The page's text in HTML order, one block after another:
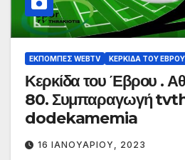
ΕΚΠΟΜΠΈΣ WEBTV ΚΕΡΚΊΔΑ ΤΟΥ ΈΒΡΟΥ
Κερκίδα του Έβρου .
80. Συμπαραγωγή
dodekamemia
16 ΙΑΝΟΥΑΡΊΟΥ, 2023